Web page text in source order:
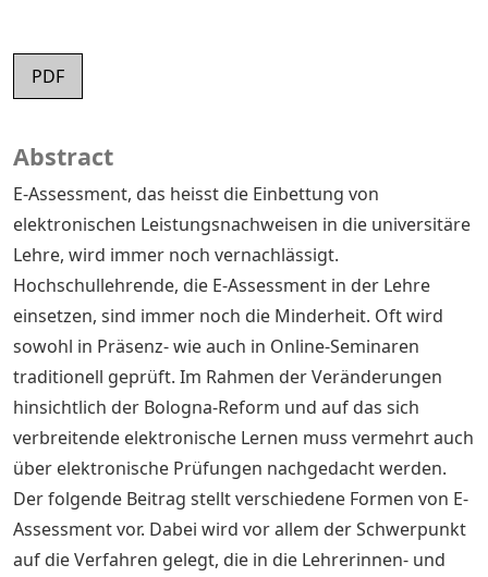
PDF
Abstract
E-Assessment, das heisst die Einbettung von
elektronischen Leistungsnachweisen in die universitäre
Lehre, wird immer noch vernachlässigt.
Hochschullehrende, die E-Assessment in der Lehre
einsetzen, sind immer noch die Minderheit. Oft wird
sowohl in Präsenz- wie auch in Online-Seminaren
traditionell geprüft. Im Rahmen der Veränderungen
hinsichtlich der Bologna-Reform und auf das sich
verbreitende elektronische Lernen muss vermehrt auch
über elektronische Prüfungen nachgedacht werden.
Der folgende Beitrag stellt verschiedene Formen von E-
Assessment vor. Dabei wird vor allem der Schwerpunkt
auf die Verfahren gelegt, die in die Lehrerinnen- und